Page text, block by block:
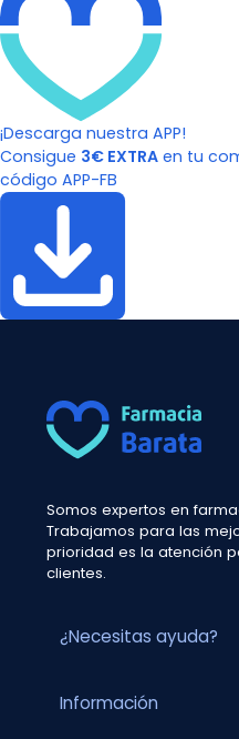
¡Descarga nuestra APP!
Consigue 3€ EXTRA en tu
código APP-FB
Somos expertos en
Trabajamos para las
prioridad es la atención
clientes.
¿Necesitas ayuda?
Información